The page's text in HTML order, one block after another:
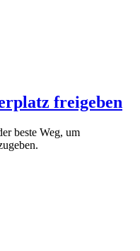
freigeben
beste Weg, um